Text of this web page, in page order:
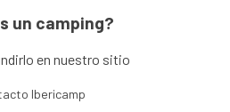
un camping?
en nuestro sitio
Ibericamp